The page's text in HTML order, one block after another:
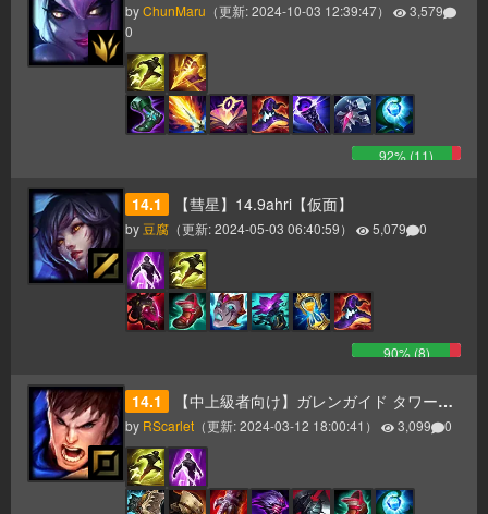
byChunMaru （更新:2024-10-03 12:39:47）
3,579
0
92% (11)
14.1 【彗星】14.9ahri【仮面】
by 豆腐 （更新:2024-05-03 06:40:59） 5,079 0
90% (8)
14.1 【中上級者向け】ガレンガイド タワーバキバキガレン刃牙(握撃)編
by RScarlet （更新:2024-03-12 18:00:41 ） 3,099 0